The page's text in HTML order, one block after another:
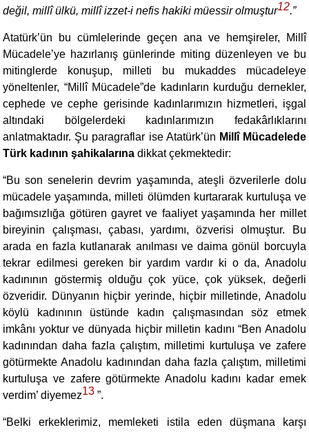
değil, millî ülkü, millî izzet-i nefis hakiki müessir olmuştur12.”
Atatürk’ün bu cümlelerinde geçen ana ve hemşireler, Millî
Mücadele’ye hazırlanış günle­rinde miting düzenleyen ve bu
mitinglerde konuşup, milleti bu mukaddes mücadeleye
yöneltenler, “Millî Mücadele”de kadınla­rın kurduğu dernekler,
cephede ve cephe gerisinde kadınlarımı­zın hizmetleri, işgal
altındaki bölgelerdeki kadınlarımızın fedakârlıklarını
anlatmaktadır. Şu paragraflar ise Atatürk’ün Millî Mücadelede
Türk kadının şahikalarına dikkat çekmektedir:
“Bu son senelerin devrim yaşamında, ateşli özverilerle dolu
mücadele yaşamında, milleti ölümden kurtararak kurtuluşa ve
bağımsızlığa götüren gayret ve faaliyet yaşamında her millet
bireyinin çalışması, çabası, yardımı, özverisi olmuştur. Bu
arada en fazla kutlanarak anılması ve daima gönül borcuyla
tekrar edilmesi gereken bir yardım vardır ki o da, Anadolu
kadınının göstermiş olduğu çok yüce, çok yüksek, değerli
özveridir. Dünyanın hiçbir yerinde, hiçbir milletinde, Anadolu
köylü kadınının üstünde kadın çalışmasından söz etmek
imkânı yoktur ve dünyada hiçbir milletin kadını “Ben Anadolu
kadınından daha fazla çalıştım, milletimi kurtuluşa ve zafere
götürmekte Anadolu kadınından daha fazla çalıştım, milletimi
kurtuluşa ve zafere götürmekte Anadolu kadını kadar emek
verdim’ diyemez13 ”.
“Belki erkeklerimiz, memleketi istila eden düşmana karşı